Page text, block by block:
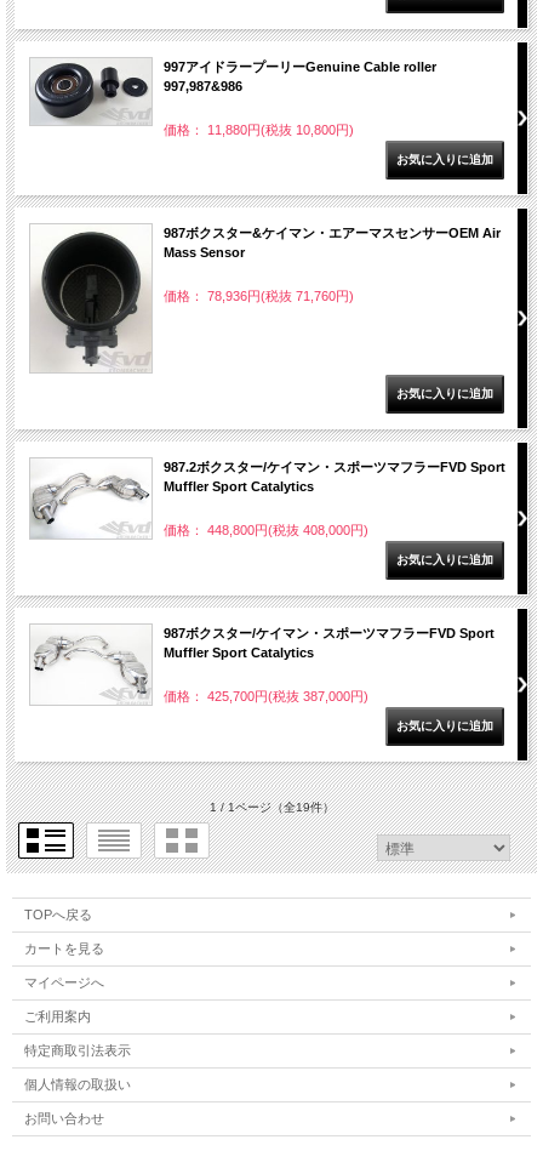
997アイドラープーリーGenuine Cable roller
997,987&986
価格： 11,880円(税抜 10,800円)
987ボクスター&ケイマン・エアーマスセンサーOEM Air
Mass Sensor
価格： 78,936円(税抜 71,760円)
987.2ボクスター/ケイマン・スポーツマフラーFVD Sport
Muffler Sport Catalytics
価格： 448,800円(税抜 408,000円)
987ボクスター/ケイマン・スポーツマフラーFVD Sport
Muffler Sport Catalytics
価格： 425,700円(税抜 387,000円)
1 / 1ページ（全19件）
TOPへ戻る
カートを見る
マイページへ
ご利用案内
特定商取引法表示
個人情報の取扱い
お問い合わせ